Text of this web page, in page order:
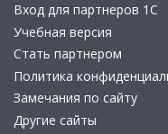
Вход для партнеров 1С
Учебная версия
Стать партнером
Политика
Замечания по сайту
Другие сайты